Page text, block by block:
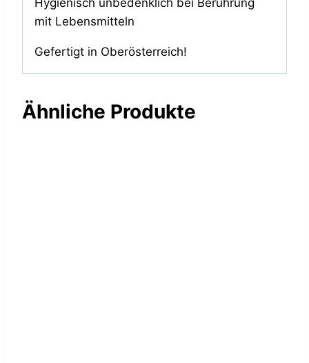
mit Lebensmitteln
Gefertigt in Oberösterreich!
Ähnliche Produkte